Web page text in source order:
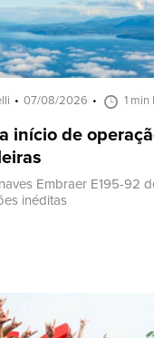
07/08/2026 1 min
início de
Embraer E195-92
inéditas